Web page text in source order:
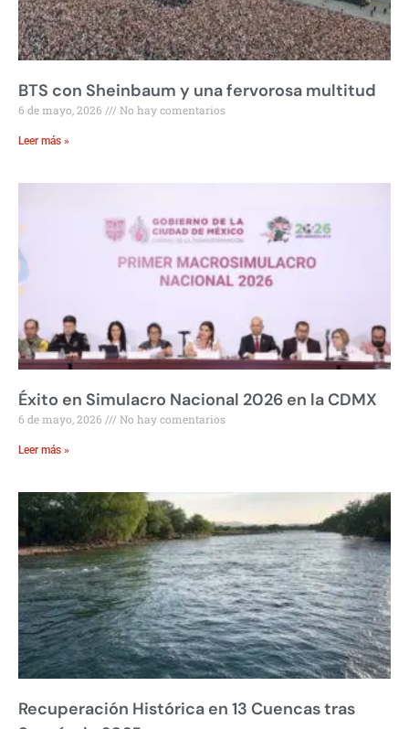
BTS con Sheinbaum y una fervorosa multitud
6 de mayo, 2026 No hay comentarios
Leer más »
Éxito en Simulacro Nacional 2026 en la CDMX
6 de mayo, 2026 No hay comentarios
Leer más »
Recuperación Histórica en 13 Cuencas tras